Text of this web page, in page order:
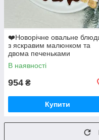
❤️Новорічне овальне
з яскравим малюнком та
двома печеньками
31х19,8х2,5 см Темно-
коричневий
В наявності
954 ₴
Купити